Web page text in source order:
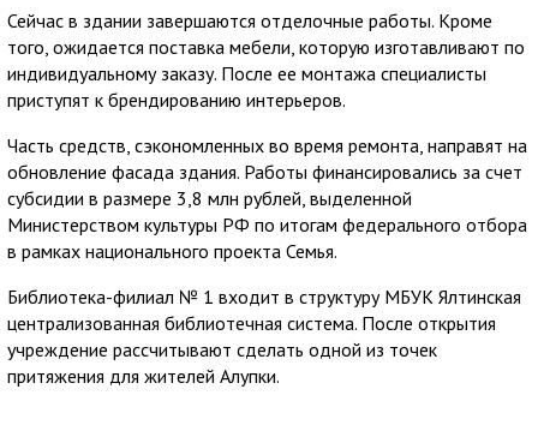
Сейчас в здании завершаются отделочные работы. Кроме
того, ожидается поставка мебели, которую изготавливают по
индивидуальному заказу. После ее монтажа специалисты
приступят к брендированию интерьеров.
Часть средств, сэкономленных во время ремонта, направят на
обновление фасада здания. Работы финансировались за счет
субсидии в размере 3,8 млн рублей, выделенной
Министерством культуры РФ по итогам федерального отбора
в рамках национального проекта Семья.
Библиотека-филиал № 1 входит в структуру МБУК Ялтинская
централизованная библиотечная система. После открытия
учреждение рассчитывают сделать одной из точек
притяжения для жителей Алупки.